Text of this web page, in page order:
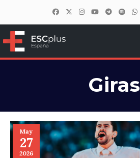
ESCplus España
Giras
May
27
2026